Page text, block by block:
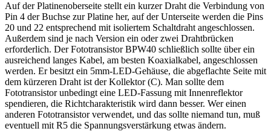
Auf der Platinenoberseite stellt ein kurzer Draht die Verbindung von
Pin 4 der Buchse zur Platine her, auf der Unterseite werden die Pins
20 und 22 entsprechend mit isoliertem Schaltdraht angeschlossen.
Außerdem sind je nach Version ein oder zwei Drahtbrücken
erforderlich. Der Fototransistor BPW40 schließlich sollte über ein
ausreichend langes Kabel, am besten Koaxialkabel, angeschlossen
werden. Er besitzt ein 5mm-LED-Gehäuse, die abgeflachte Seite mit
dem kürzeren Draht ist der Kollektor (C). Man sollte dem
Fototransistor unbedingt eine LED-Fassung mit Innenreflektor
spendieren, die Richtcharakteristik wird dann besser. Wer einen
anderen Fototransistor verwendet, und das sollte niemand tun, muß
eventuell mit R5 die Spannungsverstärkung etwas ändern.